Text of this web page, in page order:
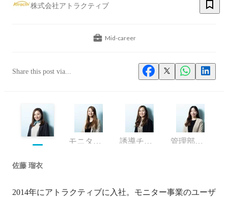
株式会社アトラクティブ
Mid-career
Share this post via...
モニター事業部リーダー/D2C 誘導チーム リーダー 管理部 リーダー
佐藤 瑠衣
2014年にアトラクティブに入社。モニター事業のユーザ